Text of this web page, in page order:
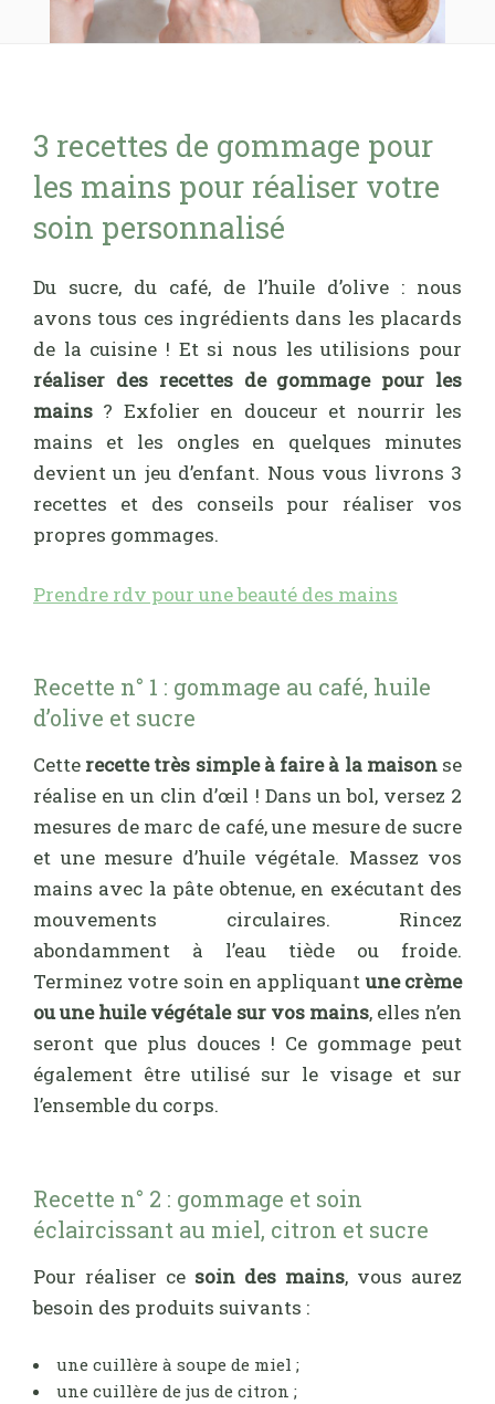
3 recettes de gommage pour
les mains pour réaliser votre
soin personnalisé
Du sucre, du café, de l’huile d’olive : nous
avons tous ces ingrédients dans les placards
de la cuisine ! Et si nous les utilisions pour
réaliser des recettes de gommage pour les
mains ? Exfolier en douceur et nourrir les
mains et les ongles en quelques minutes
devient un jeu d’enfant. Nous vous livrons 3
recettes et des conseils pour réaliser vos
propres gommages.
Prendre rdv pour une beauté des mains
Recette n° 1 : gommage au café, huile
d’olive et sucre
Cette recette très simple à faire à la maisonse
réalise en un clin d’œil ! Dans un bol, versez 2
mesures de marc de café, une mesure de sucre
et une mesure d’huile végétale. Massez vos
mains avec la pâte obtenue, en exécutant des
mouvements circulaires. Rincez
abondamment à l’eau tiède ou froide.
Terminez votre soin en appliquant une crème
ou une huile végétale sur vos mains, elles n’en
seront que plus douces ! Ce gommage peut
également être utilisé sur le visage et sur
l’ensemble du corps.
Recette n° 2 : gommage et soin
éclaircissant au miel, citron et sucre
Pour réaliser ce soin des mains, vous aurez
besoin des produits suivants :
une cuillère à soupe de miel ;
une cuillère de jus de citron ;